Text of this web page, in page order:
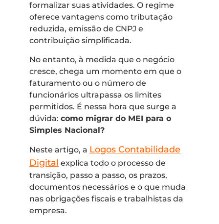
formalizar suas atividades. O regime
oferece vantagens como tributação
reduzida, emissão de CNPJ e
contribuição simplificada.
No entanto, à medida que o negócio
cresce, chega um momento em que o
faturamento ou o número de
funcionários ultrapassa os limites
permitidos. É nessa hora que surge a
dúvida: como migrar do MEI para o
Simples Nacional?
Neste artigo, a Logos Contabilidade
Digital explica todo o processo de
transição, passo a passo, os prazos,
documentos necessários e o que muda
nas obrigações fiscais e trabalhistas da
empresa.